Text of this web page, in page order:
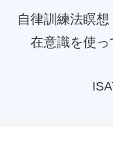
自律訓練法瞑
在意識を使